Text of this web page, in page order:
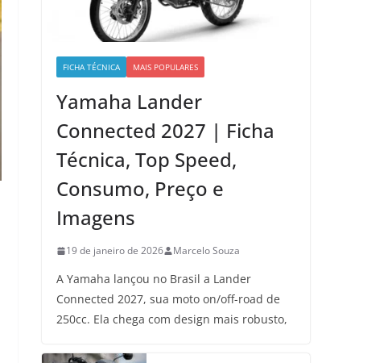
FICHA TÉCNICA MAIS POPULARES
Yamaha Lander
Connected 2027 | Ficha
Técnica, Top Speed,
Consumo, Preço e
Imagens
19 de janeiro de 2026 Marcelo Souza
A Yamaha lançou no Brasil a Lander
Connected 2027, sua moto on/off-road de
250cc. Ela chega com design mais robusto,